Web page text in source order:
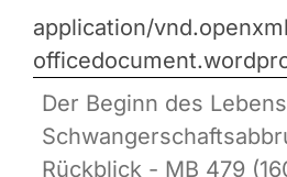
application/
Der Beginn des
Rückblick - MB 479